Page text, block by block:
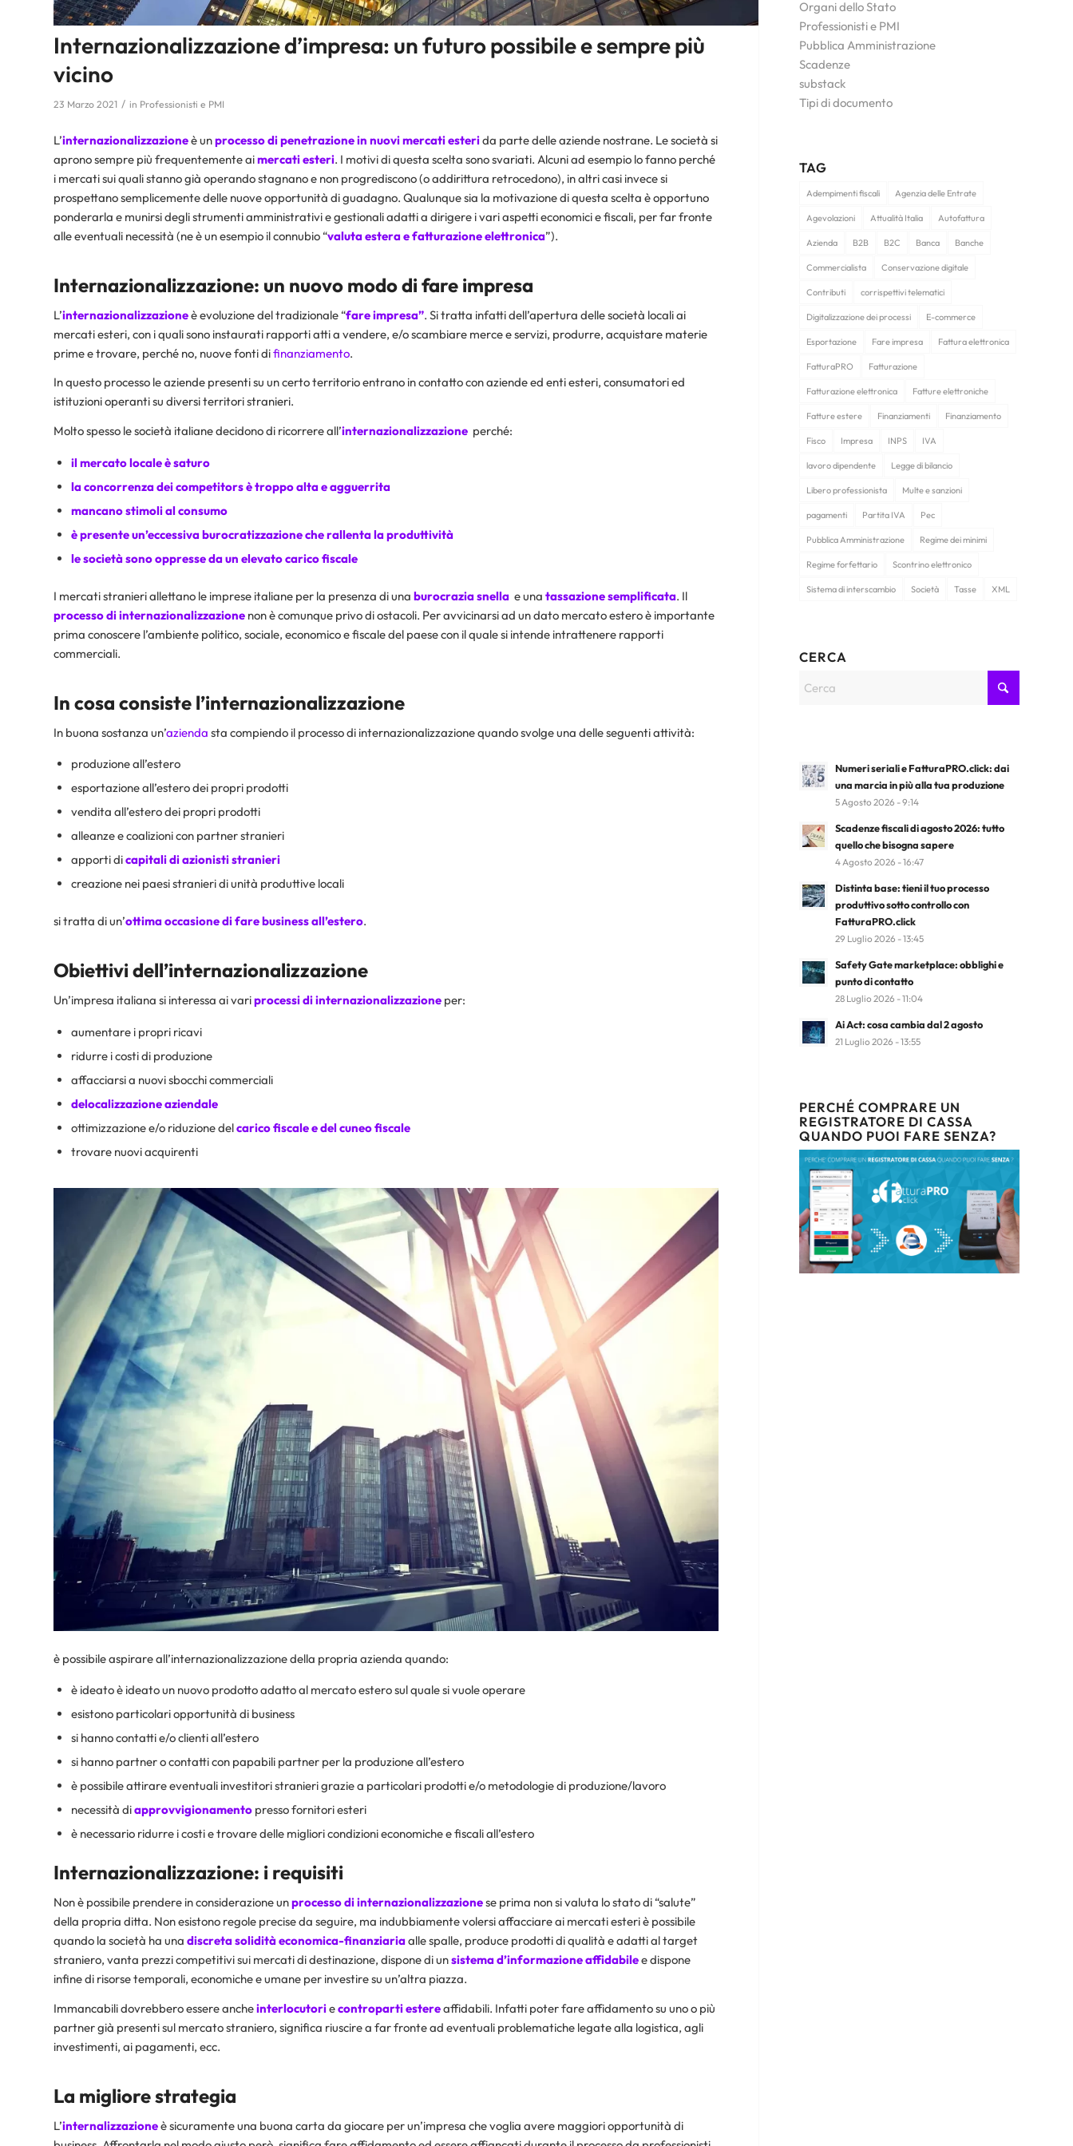
Internazionalizzazione d’impresa: un futuro possibile e sempre più
vicino
23 Marzo 2021 / in Professionisti e PMI
L’internazionalizzazioneè unprocesso di penetrazione in nuovi mercati esterida parte delle aziende nostrane. Le società si
aprono sempre più frequentemente aimercati esteri. I motivi di questa scelta sono svariati. Alcuni ad esempio lo fanno perché
i mercati sui quali stanno già operando stagnano e non progrediscono (o addirittura retrocedono), in altri casi invece si
prospettano semplicemente delle nuove opportunità di guadagno. Qualunque sia la motivazione di questa scelta è opportuno
ponderarla e munirsi degli strumenti amministrativi e gestionali adatti a dirigere i vari aspetti economici e fiscali, per far fronte
alle eventuali necessità (ne è un esempio il connubio “valuta estera e fatturazione elettronica”).
Internazionalizzazione: un nuovo modo di fare impresa
L’internazionalizzazioneè evoluzione del tradizionale “fare impresa”. Si tratta infatti dell’apertura delle società locali ai
mercati esteri, con i quali sono instaurati rapporti atti a vendere, e/o scambiare merce e servizi, produrre, acquistare materie
prime e trovare, perché no, nuove fonti difinanziamento.
In questo processo le aziende presenti su un certo territorio entrano in contatto con aziende ed enti esteri, consumatori ed
istituzioni operanti su diversi territori stranieri.
Molto spesso le società italiane decidono di ricorrere all’internazionalizzazione perché:
il mercato locale è saturo
la concorrenza dei competitors è troppo alta e agguerrita
mancano stimoli al consumo
è presente un’eccessiva burocratizzazione che rallenta la produttività
le società sono oppresse da un elevato carico fiscale
I mercati stranieri allettano le imprese italiane per la presenza di una burocrazia snella e una tassazione semplificata. Il
processo di internazionalizzazione non è comunque privo di ostacoli. Per avvicinarsi ad un dato mercato estero è importante
prima conoscere l’ambiente politico, sociale, economico e fiscale del paese con il quale si intende intrattenere rapporti
commerciali.
In cosa consiste l’internazionalizzazione
In buona sostanza un’azienda sta compiendo il processo di internazionalizzazione quando svolge una delle seguenti attività:
produzione all’estero
esportazione all’estero dei propri prodotti
vendita all’estero dei propri prodotti
alleanze e coalizioni con partner stranieri
apporti dicapitali di azionisti stranieri
creazione nei paesi stranieri di unità produttive locali
si tratta di un’ottima occasione di fare business all’estero.
Obiettivi dell’internazionalizzazione
Un’impresa italiana si interessa ai variprocessi di internazionalizzazione per:
aumentare i propri ricavi
ridurre i costi di produzione
affacciarsi a nuovi sbocchi commerciali
delocalizzazione aziendale
ottimizzazione e/o riduzione delcarico fiscale e delcuneo fiscale
trovare nuovi acquirenti
è possibile aspirare all’internazionalizzazione della propria azienda quando:
è ideato è ideato un nuovo prodotto adatto al mercato estero sul quale si vuole operare
esistono particolari opportunità di business
si hanno contatti e/o clienti all’estero
si hanno partner o contatti con papabili partner per la produzione all’estero
è possibile attirare eventuali investitori stranieri grazie a particolari prodotti e/o metodologie di produzione/lavoro
necessità diapprovvigionamento presso fornitori esteri
è necessario ridurre i costi e trovare delle migliori condizioni economiche e fiscali all’estero
Internazionalizzazione: i requisiti
Non è possibile prendere in considerazione unprocesso di internazionalizzazionese prima non si valuta lo stato di “salute”
della propria ditta. Non esistono regole precise da seguire, ma indubbiamente volersi affacciare ai mercati esteri è possibile
quando la società ha una discreta solidità economica-finanziariaalle spalle, produce prodotti di qualità e adatti al target
straniero, vanta prezzi competitivi sui mercati di destinazione, dispone di unsistema d’informazione affidabilee dispone
infine di risorse temporali, economiche e umane per investire su un’altra piazza.
Immancabili dovrebbero essere ancheinterlocutoriecontroparti estereaffidabili. Infatti poter fare affidamento su uno o più
partner già presenti sul mercato straniero, significa riuscire a far fronte ad eventuali problematiche legate alla logistica, agli
investimenti, ai pagamenti, ecc.
La migliore strategia
L’internalizzazioneè sicuramente una buona carta da giocare per un’impresa che voglia avere maggiori opportunità di
Organi dello Stato
Professionisti e PMI
Pubblica Amministrazione
Scadenze
substack
Tipi di documento
TAG
Adempimenti fiscali Agenzia delle Entrate
Agevolazioni Attualità Italia Autofattura
Azienda B2B B2C Banca Banche
Commercialista Conservazione digitale
Contributi corrispettivi telematici
Digitalizzazione dei processi E-commerce
Esportazione Fare impresa Fattura elettronica
FatturaPRO Fatturazione
Fatturazione elettronica Fatture elettroniche
Fatture estere Finanziamenti Finanziamento
Fisco Impresa INPS IVA
lavoro dipendente Legge di bilancio
Libero professionista Multe e sanzioni
pagamenti Partita IVA Pec
Pubblica Amministrazione Regime dei minimi
Regime forfettario Scontrino elettronico
Sistema di interscambio Società Tasse XML
CERCA
Numeri seriali e FatturaPRO.click: dai
una marcia in più alla tua produzione
5 Agosto 2026 - 9:14
Scadenze fiscali di agosto 2026: tutto
quello che bisogna sapere
4 Agosto 2026 - 16:47
Distinta base: tieni il tuo processo
produttivo sotto controllo con
FatturaPRO.click
29 Luglio 2026 - 13:45
Safety Gate marketplace: obblighi e
punto di contatto
28 Luglio 2026 - 11:04
Ai Act: cosa cambia dal 2 agosto
21 Luglio 2026 - 13:55
PERCHÉ COMPRARE UN
REGISTRATORE DI CASSA
QUANDO PUOI FARE SENZA?